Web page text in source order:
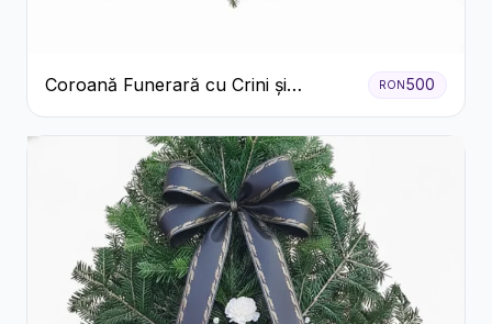
Coroană Funerară cu Crini și
Garoafe Albe
RON500